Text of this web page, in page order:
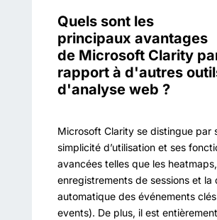
Quels sont les
principaux avantages
de Microsoft Clarity
rapport à d'autres
d'analyse web ?
Microsoft Clarity se distingue par
simplicité d’utilisation et ses
avancées telles que les
enregistrements de sessions et la
automatique des événements
events). De plus, il est